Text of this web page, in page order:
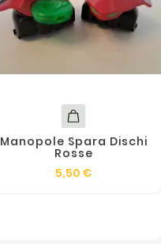
Manopole Spara Dischi
Rosse
5,50 €